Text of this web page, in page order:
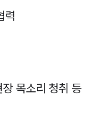
력
장 목소리 청취 등